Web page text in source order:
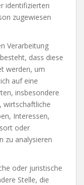
identifizierten
zugewiesen
Verarbeitung
dass diese
werden, um
auf eine
insbesondere
wirtschaftliche
Interessen,
oder
zu analysieren
oder juristische
Stelle, die